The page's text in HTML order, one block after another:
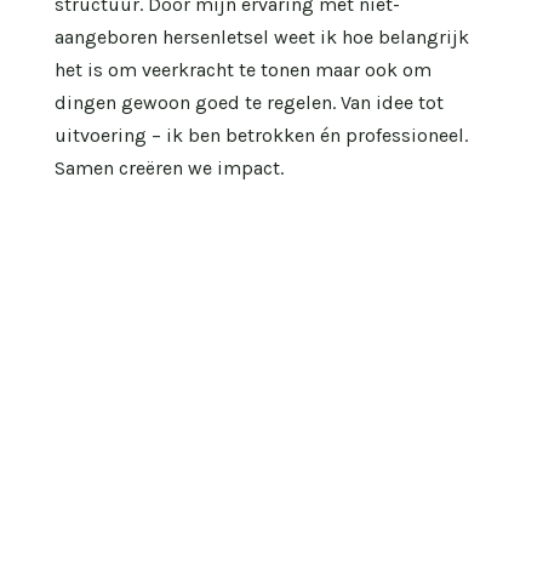
aangeboren hersenletsel weet ik hoe belangrijk
het is om veerkracht te tonen maar ook om
dingen gewoon goed te regelen. Van idee tot
uitvoering – ik ben betrokken én professioneel.
Samen creëren we impact.